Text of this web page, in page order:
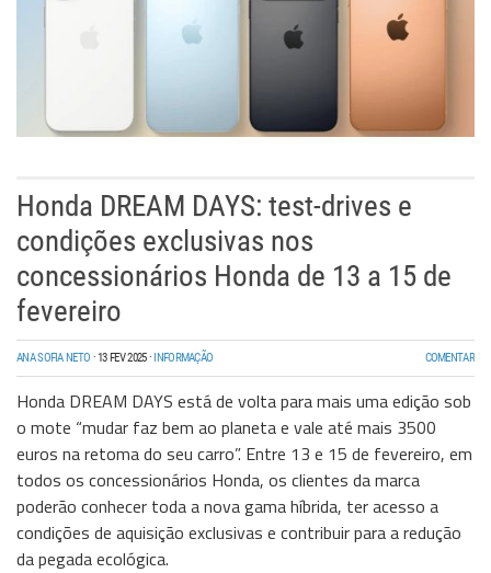
Honda DREAM DAYS: test-drives e
condições exclusivas nos
concessionários Honda de 13 a 15 de
fevereiro
ANA SOFIA NETO ·13 FEV 2025· INFORMAÇÃO COMENTAR
Honda DREAM DAYS está de volta para mais uma edição sob
o mote “mudar faz bem ao planeta e vale até mais 3500
euros na retoma do seu carro”. Entre 13 e 15 de fevereiro, em
todos os concessionários Honda, os clientes da marca
poderão conhecer toda a nova gama híbrida, ter acesso a
condições de aquisição exclusivas e contribuir para a redução
da pegada ecológica.